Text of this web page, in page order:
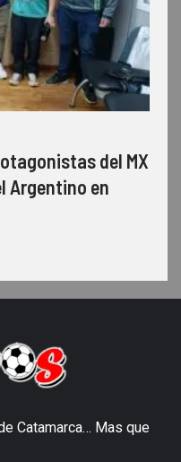
del MX
Argentino en
Catamarca… Mas que